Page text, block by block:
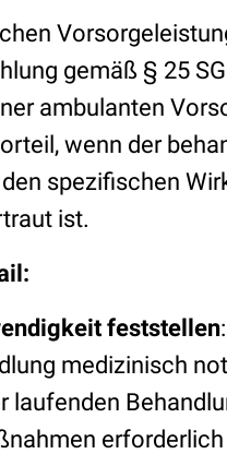
gemäß § 25
ambulanten
wenn der
spezifischen
ist.
feststellen
medizinisch
laufenden
erforderlich